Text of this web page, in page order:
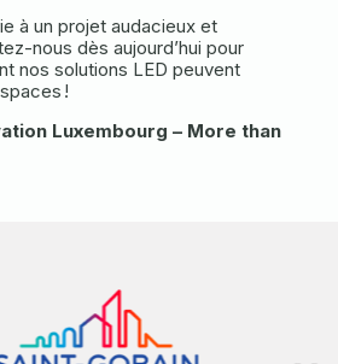
à un projet audacieux et
nous dès aujourd’hui pour
nos solutions LED peuvent
!
Luxembourg – More than